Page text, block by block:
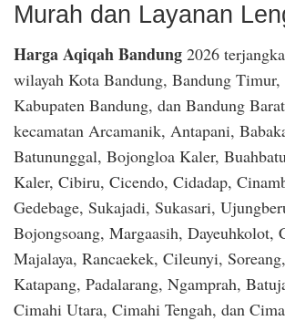
Murah dan Layanan
Harga Aqiqah Bandung 2026
wilayah Kota Bandung, Bandung
Kabupaten Bandung, dan Bandung
kecamatan Arcamanik, Antapani,
Batununggal, Bojongloa Kaler,
Kaler, Cibiru, Cicendo, Cidadap,
Gedebage, Sukajadi, Sukasari,
Bojongsoang, Margaasih, Dayeuhkolot,
Majalaya, Rancaekek, Cileunyi,
Katapang, Padalarang, Ngamprah,
Cimahi Utara, Cimahi Tengah, dan